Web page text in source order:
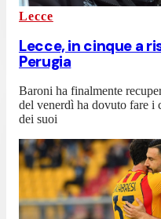
Lecce
Lecce, in cinque a
Perugia
Baroni ha finalmente
del venerdì ha dovuto fare i
dei suoi